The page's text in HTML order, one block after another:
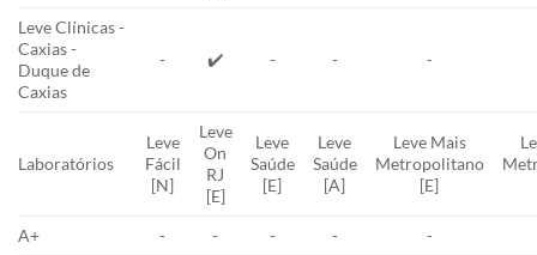
Leve Clínicas -
Caxias -
Duque de
Caxias
- ✔️ - - -
Laboratórios
Leve
Fácil
[N]
Leve
On
RJ
[E]
Leve
Saúde
[E]
Leve
Saúde
[A]
Leve Mais
Metropolitano
[E]
A+ - - - -
-